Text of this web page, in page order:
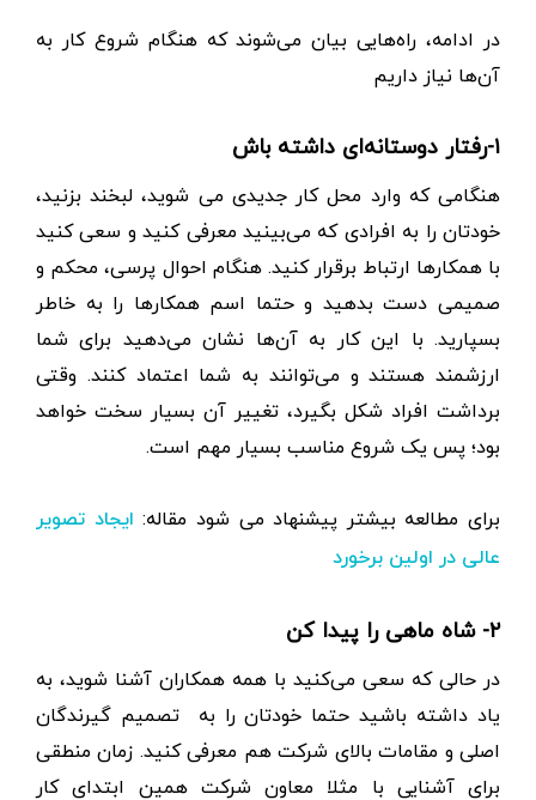
در ادامه، راه‌هایی بیان می‌شوند که هنگام شروع کار به
آن‌ها نیاز داریم
۱-رفتار دوستانه‌ای داشته باش
هنگامی که وارد محل کار جدیدی می شوید، لبخند بزنید،
خودتان را به افرادی که می‌بینید معرفی کنید و سعی کنید
با همکارها ارتباط برقرار کنید. هنگام احوال پرسی، محکم و
صمیمی دست بدهید و حتما اسم همکارها را به خاطر
بسپارید. با این کار به آن‌ها نشان می‌دهید برای شما
ارزشمند هستند و می‌توانند به شما اعتماد کنند. وقتی
برداشت افراد شکل بگیرد، تغییر آن بسیار سخت خواهد
بود؛ پس یک شروع مناسب بسیار مهم است.
برای مطالعه بیشتر پیشنهاد می شود مقاله: ایجاد تصویر
عالی در اولین برخورد
۲- شاه ماهی را پیدا کن
در حالی که سعی می‌کنید با همه همکاران آشنا شوید، به
یاد داشته باشید حتما خودتان را به تصمیم گیرندگان
اصلی و مقامات بالای شرکت هم معرفی کنید. زمان منطقی
برای آشنایی با مثلا معاون شرکت همین ابتدای کار